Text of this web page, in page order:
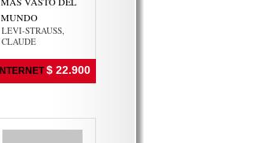
MUNDO
LEVI-STRAUSS,
CLAUDE
INTERNET $ 22.900